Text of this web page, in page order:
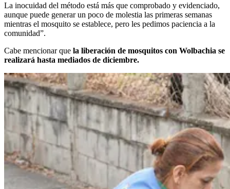
La inocuidad del método está más que comprobado y evidenciado,
aunque puede generar un poco de molestia las primeras semanas
mientras el mosquito se establece, pero les pedimos paciencia a la
comunidad”.
Cabe mencionar que la liberación de mosquitos con Wolbachia se
realizará hasta mediados de diciembre.